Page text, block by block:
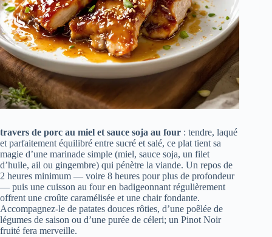
travers de porc au miel et sauce soja au four : tendre, laqué
et parfaitement équilibré entre sucré et salé, ce plat tient sa
magie d’une marinade simple (miel, sauce soja, un filet
d’huile, ail ou gingembre) qui pénètre la viande. Un repos de
2 heures minimum — voire 8 heures pour plus de profondeur
— puis une cuisson au four en badigeonnant régulièrement
offrent une croûte caramélisée et une chair fondante.
Accompagnez-le de patates douces rôties, d’une poêlée de
légumes de saison ou d’une purée de céleri; un Pinot Noir
fruité fera merveille.